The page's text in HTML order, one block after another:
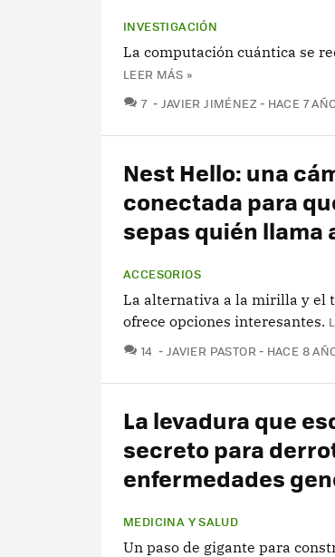
INVESTIGACIÓN
La computación cuántica se
LEER MÁS »
7 COMENTARIOS
JAVIER JIMÉNEZ HACE 7
Nest Hello: una
conectada para
sepas quién llama
ACCESORIOS
La alternativa a la mirilla y el
ofrece opciones interesantes.
14 COMENTARIOS
JAVIER PASTOR HACE 8
La levadura que
secreto para
enfermedades
MEDICINA Y SALUD
Un paso de gigante para